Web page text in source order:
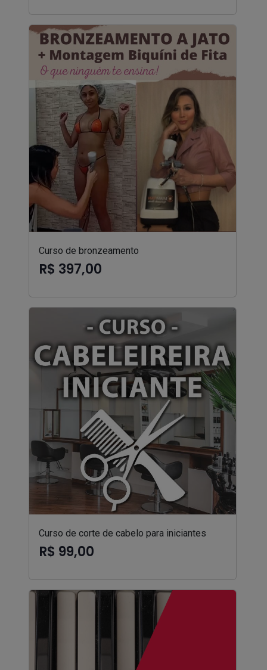
Curso de bronzeamento
R$ 397,00
Curso de corte de cabelo para iniciantes
R$ 99,00